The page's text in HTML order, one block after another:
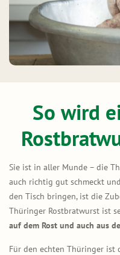
So wird
Sie ist in aller Munde – die
auch richtig gut schmeckt
den Tisch bringen, ist die
Thüringer Rostbratwurst ist
auf dem Rost und auch aus
Für den echten Thüringer